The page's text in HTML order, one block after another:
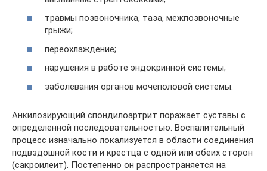
травмы позвоночника, таза, межпозвоночные
грыжи;
переохлаждение;
нарушения в работе эндокринной системы;
заболевания органов мочеполовой системы.
Анкилозирующий спондилоартрит поражает суставы с
определенной последовательностью. Воспалительный
процесс изначально локализуется в области соединения
подвздошной кости и крестца с одной или обеих сторон
(сакроилеит). Постепенно он распространяется на